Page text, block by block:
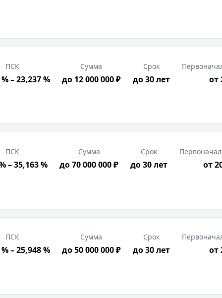
ПСК
– 23,237 %
Сумма
до 12 000 000 ₽
Срок
до 30 лет от
ПСК
– 35,163 %
Сумма
до 70 000 000 ₽
Срок
до 30 лет от
ПСК
– 25,948 %
Сумма
до 50 000 000 ₽
Срок
до 30 лет от